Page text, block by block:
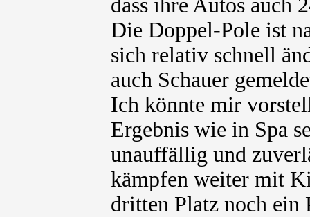
dass ihre Autos auch
Die Doppel-Pole ist
sich relativ schnell
auch Schauer
Ich könnte mir
Ergebnis wie in Spa
unauffällig und
kämpfen weiter mit
dritten Platz noch ein